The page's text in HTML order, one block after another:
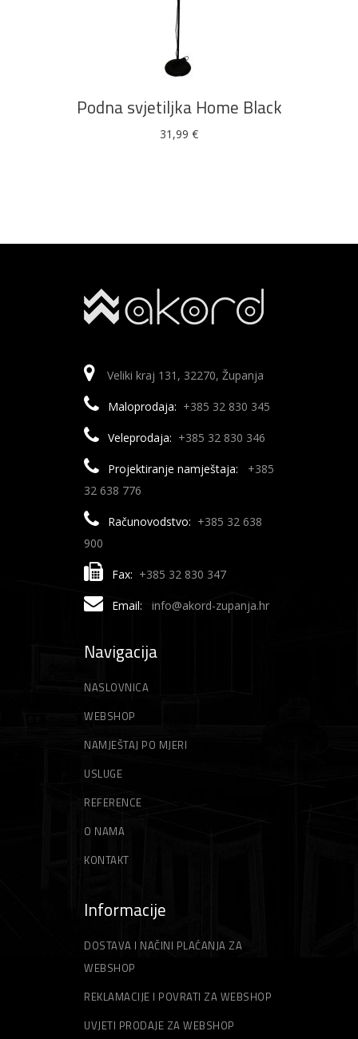
DODAJ U KOŠARICU
Podna svjetiljka Home Black
31,99 €
Veliki kraj 131, 32270, Županja
Maloprodaja: +385 32 830 345
Veleprodaja: +385 32 830 346
Projektiranje namještaja:
+385
32 638 776
Računovodstvo: +385 32 638
900
Fax: +385 32 830 347
Email: info@akord-zupanja.hr
Navigacija
NASLOVNICA
WEBSHOP
NAMJEŠTAJ PO MJERI
USLUGE
REFERENCE
O NAMA
KONTAKT
Informacije
DOSTAVA I NAČINI PLAĆANJA ZA
WEBSHOP
REKLAMACIJE I POVRATI ZA WEBSHOP
UVJETI PRODAJE ZA WEBSHOP